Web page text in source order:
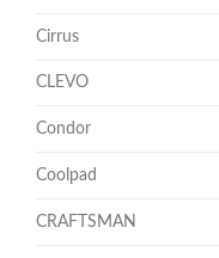
Cirrus
CLEVO
Condor
Coolpad
CRAFTSMAN